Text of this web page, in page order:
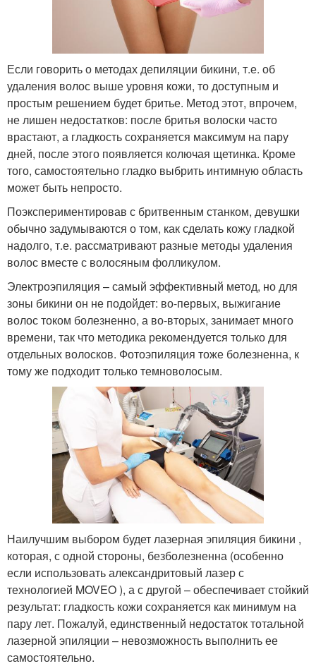
Если говорить о методах депиляции бикини, т.е. об
удаления волос выше уровня кожи, то доступным и
простым решением будет бритье. Метод этот, впрочем,
не лишен недостатков: после бритья волоски часто
врастают, а гладкость сохраняется максимум на пару
дней, после этого появляется колючая щетинка. Кроме
того, самостоятельно гладко выбрить интимную область
может быть непросто.
Поэкспериментировав с бритвенным станком, девушки
обычно задумываются о том, как сделать кожу гладкой
надолго, т.е. рассматривают разные методы удаления
волос вместе с волосяным фолликулом.
Электроэпиляция – самый эффективный метод, но для
зоны бикини он не подойдет: во-первых, выжигание
волос током болезненно, а во-вторых, занимает много
времени, так что методика рекомендуется только для
отдельных волосков. Фотоэпиляция тоже болезненна, к
тому же подходит только темноволосым.
Наилучшим выбором будет лазерная эпиляция бикини ,
которая, с одной стороны, безболезненна (особенно
если использовать александритовый лазер с
технологией MOVEO ), а с другой – обеспечивает стойкий
результат: гладкость кожи сохраняется как минимум на
пару лет. Пожалуй, единственный недостаток тотальной
лазерной эпиляции – невозможность выполнить ее
самостоятельно.